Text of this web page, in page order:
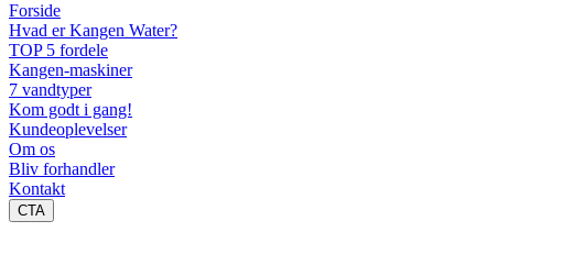
Forside
Hvad er Kangen Water?
TOP 5 fordele
Kangen-maskiner
7 vandtyper
Kom godt i gang!
Kundeoplevelser
Om os
Bliv forhandler
Kontakt
CTA